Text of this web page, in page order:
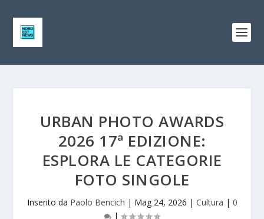
URBAN PHOTO AWARDS
2026 17ª EDIZIONE:
ESPLORA LE CATEGORIE
FOTO SINGOLE
Inserito da Paolo Bencich | Mag 24, 2026 | Cultura | 0
|